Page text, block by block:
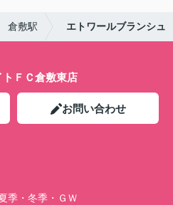
倉敷駅 エトワールブランシュ
ＦＣ倉敷東店
お問い合わせ
季・冬季・ＧＷ